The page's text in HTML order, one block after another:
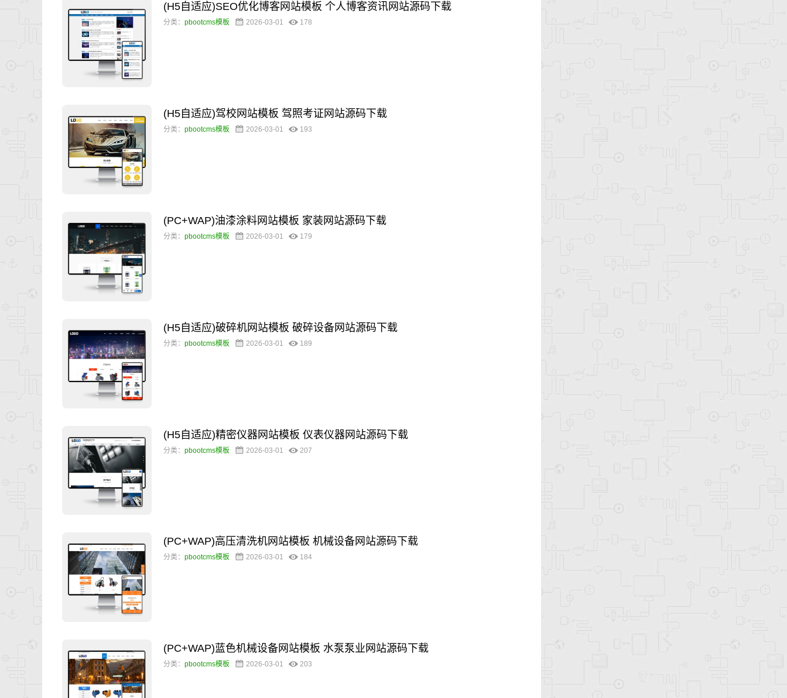
(H5自适应)SEO优化博客网站模板 个人博客资讯网站源码下载
分类： pbootcms模板 2026-03-01 178
(H5自适应)驾校网站模板 驾照考证网站源码下载
分类： pbootcms模板 2026-03-01 193
(PC+WAP)油漆涂料网站模板 家装网站源码下载
分类： pbootcms模板 2026-03-01 179
(H5自适应)破碎机网站模板 破碎设备网站源码下载
分类： pbootcms模板 2026-03-01 189
(H5自适应)精密仪器网站模板 仪表仪器网站源码下载
分类： pbootcms模板 2026-03-01 207
(PC+WAP)高压清洗机网站模板 机械设备网站源码下载
分类： pbootcms模板 2026-03-01 184
(PC+WAP)蓝色机械设备网站模板 水泵泵业网站源码下载
分类： pbootcms模板 2026-03-01 203